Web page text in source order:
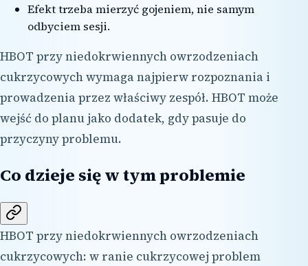
Efekt trzeba mierzyć gojeniem, nie samym
odbyciem sesji.
HBOT przy niedokrwiennych owrzodzeniach
cukrzycowych wymaga najpierw rozpoznania i
prowadzenia przez właściwy zespół. HBOT może
wejść do planu jako dodatek, gdy pasuje do
przyczyny problemu.
Co dzieje się w tym problemie
HBOT przy niedokrwiennych owrzodzeniach
cukrzycowych: w ranie cukrzycowej problem